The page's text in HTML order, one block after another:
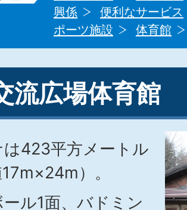
興係
便利なサービス
ポーツ施設
体育館
流広場体育館
は423平方メートル
17m×24m）。
ル1面、バドミン